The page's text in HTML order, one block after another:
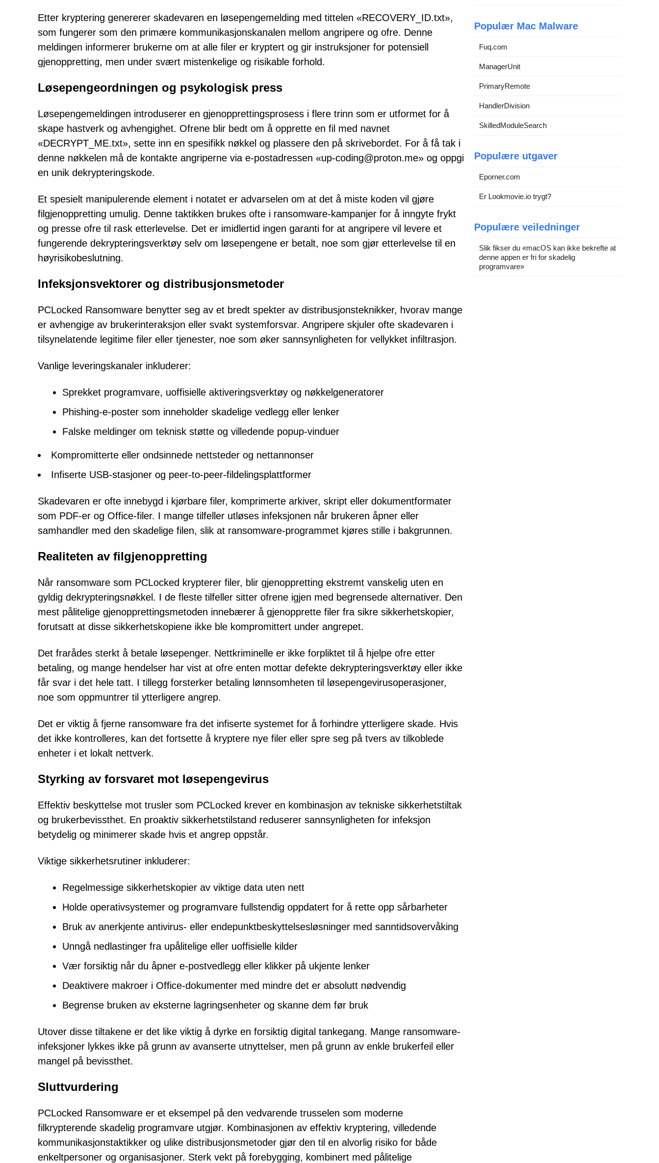
Etter kryptering genererer skadevaren en løsepengemelding med tittelen «RECOVERY_ID.txt»,
som fungerer som den primære kommunikasjonskanalen mellom angripere og ofre. Denne
meldingen informerer brukerne om at alle filer er kryptert og gir instruksjoner for potensiell
gjenoppretting, men under svært mistenkelige og risikable forhold.
Løsepengeordningen og psykologisk press
Løsepengemeldingen introduserer en gjenopprettingsprosess i flere trinn som er utformet for å
skape hastverk og avhengighet. Ofrene blir bedt om å opprette en fil med navnet
«DECRYPT_ME.txt», sette inn en spesifikk nøkkel og plassere den på skrivebordet. For å få tak i
denne nøkkelen må de kontakte angriperne via e-postadressen «up-coding@proton.me» og oppgi
en unik dekrypteringskode.
Et spesielt manipulerende element i notatet er advarselen om at det å miste koden vil gjøre
filgjenoppretting umulig. Denne taktikken brukes ofte i ransomware-kampanjer for å inngyte frykt
og presse ofre til rask etterlevelse. Det er imidlertid ingen garanti for at angripere vil levere et
fungerende dekrypteringsverktøy selv om løsepengene er betalt, noe som gjør etterlevelse til en
høyrisikobeslutning.
Infeksjonsvektorer og distribusjonsmetoder
PCLocked Ransomware benytter seg av et bredt spekter av distribusjonsteknikker, hvorav mange
er avhengige av brukerinteraksjon eller svakt systemforsvar. Angripere skjuler ofte skadevaren i
tilsynelatende legitime filer eller tjenester, noe som øker sannsynligheten for vellykket infiltrasjon.
Vanlige leveringskanaler inkluderer:
Sprekket programvare, uoffisielle aktiveringsverktøy og nøkkelgeneratorer
Phishing-e-poster som inneholder skadelige vedlegg eller lenker
Falske meldinger om teknisk støtte og villedende popup-vinduer
Kompromitterte eller ondsinnede nettsteder og nettannonser
Infiserte USB-stasjoner og peer-to-peer-fildelingsplattformer
Skadevaren er ofte innebygd i kjørbare filer, komprimerte arkiver, skript eller dokumentformater
som PDF-er og Office-filer. I mange tilfeller utløses infeksjonen når brukeren åpner eller
samhandler med den skadelige filen, slik at ransomware-programmet kjøres stille i bakgrunnen.
Realiteten av filgjenoppretting
Når ransomware som PCLocked krypterer filer, blir gjenoppretting ekstremt vanskelig uten en
gyldig dekrypteringsnøkkel. I de fleste tilfeller sitter ofrene igjen med begrensede alternativer. Den
mest pålitelige gjenopprettingsmetoden innebærer å gjenopprette filer fra sikre sikkerhetskopier,
forutsatt at disse sikkerhetskopiene ikke ble kompromittert under angrepet.
Det frarådes sterkt å betale løsepenger. Nettkriminelle er ikke forpliktet til å hjelpe ofre etter
betaling, og mange hendelser har vist at ofre enten mottar defekte dekrypteringsverktøy eller ikke
får svar i det hele tatt. I tillegg forsterker betaling lønnsomheten til løsepengevirusoperasjoner,
noe som oppmuntrer til ytterligere angrep.
Det er viktig å fjerne ransomware fra det infiserte systemet for å forhindre ytterligere skade. Hvis
det ikke kontrolleres, kan det fortsette å kryptere nye filer eller spre seg på tvers av tilkoblede
enheter i et lokalt nettverk.
Styrking av forsvaret mot løsepengevirus
Effektiv beskyttelse mot trusler som PCLocked krever en kombinasjon av tekniske sikkerhetstiltak
og brukerbevissthet. En proaktiv sikkerhetstilstand reduserer sannsynligheten for infeksjon
betydelig og minimerer skade hvis et angrep oppstår.
Viktige sikkerhetsrutiner inkluderer:
Regelmessige sikkerhetskopier av viktige data uten nett
Holde operativsystemer og programvare fullstendig oppdatert for å rette opp sårbarheter
Bruk av anerkjente antivirus- eller endepunktbeskyttelsesløsninger med sanntidsovervåking
Unngå nedlastinger fra upålitelige eller uoffisielle kilder
Vær forsiktig når du åpner e-postvedlegg eller klikker på ukjente lenker
Deaktivere makroer i Office-dokumenter med mindre det er absolutt nødvendig
Begrense bruken av eksterne lagringsenheter og skanne dem før bruk
Utover disse tiltakene er det like viktig å dyrke en forsiktig digital tankegang. Mange ransomware-
infeksjoner lykkes ikke på grunn av avanserte utnyttelser, men på grunn av enkle brukerfeil eller
mangel på bevissthet.
Sluttvurdering
PCLocked Ransomware er et eksempel på den vedvarende trusselen som moderne
filkrypterende skadelig programvare utgjør. Kombinasjonen av effektiv kryptering, villedende
kommunikasjonstaktikker og ulike distribusjonsmetoder gjør den til en alvorlig risiko for både
enkeltpersoner og organisasjoner. Sterk vekt på forebygging, kombinert med pålitelige
Populær Mac Malware
Fuq.com
ManagerUnit
PrimaryRemote
HandlerDivision
SkilledModuleSearch
Populære utgaver
Eporner.com
Er Lookmovie.io trygt?
Populære veiledninger
Slik fikser du «macOS kan ikke bekrefte at
denne appen er fri for skadelig
programvare»